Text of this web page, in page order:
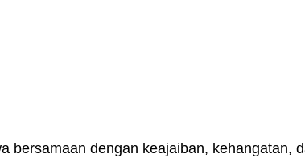
bersamaan dengan keajaiban, kehangatan,